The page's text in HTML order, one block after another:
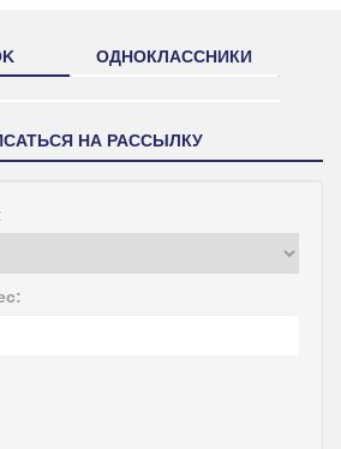
ОДНОКЛАССНИКИ
НА РАССЫЛКУ